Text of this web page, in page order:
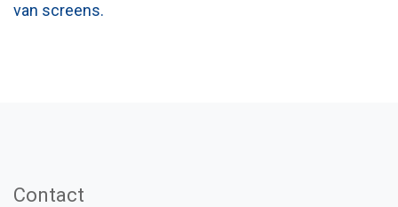
van screens.
Contact